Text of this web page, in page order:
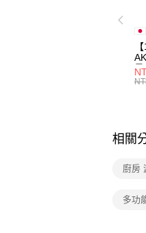
量
相關
廚房
多功